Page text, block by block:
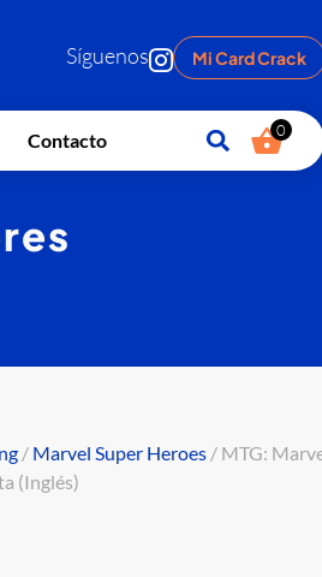
Síguenos Mi Card Crack
Contacto 0
/ Marvel Super Heroes / MTG:
(Inglés)